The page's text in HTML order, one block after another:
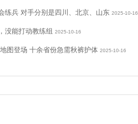
练兵 对手分别是四川、北京、山东 2025-10-16
没能打动教练组 2025-10-16
图登场 十余省份急需秋裤护体 2025-10-16